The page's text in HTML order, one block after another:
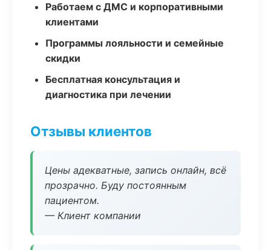
Работаем с ДМС и корпоративными
клиентами
Программы лояльности и семейные
скидки
Бесплатная консультация и
диагностика при лечении
Отзывы клиентов
Цены адекватные, запись онлайн, всё
прозрачно. Буду постоянным
пациентом.
— Клиент компании